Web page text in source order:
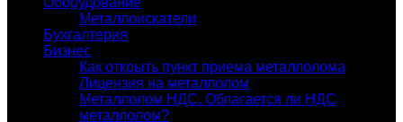
Металлоискатели
Бухгалтерия
Бизнес
Как открыть пункт приема металлолома
Лицензия на металлолом
Металлолом НДС. Облагается ли НДС
металлолом?